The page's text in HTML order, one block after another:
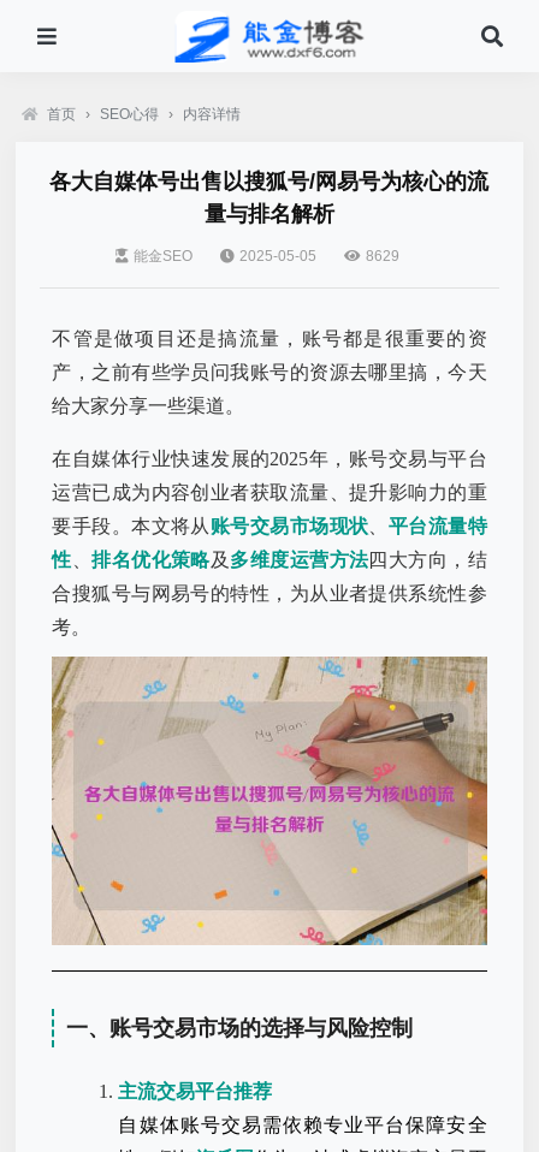
首页 › SEO心得 › 内容详情
各大自媒体号出售以搜狐号/网易号为核心的流
量与排名解析
能金SEO 2025-05-05 8629
不管是做项目还是搞流量，账号都是很重要的资
产，之前有些学员问我账号的资源去哪里搞，今天
给大家分享一些渠道。
在自媒体行业快速发展的2025年，账号交易与平台
运营已成为内容创业者获取流量、提升影响力的重
要手段。本文将从 账号交易市场现状
平台流量特
性 、排名优化策略及 多维度运营方法四大方向，结
合搜狐号与网易号的特性，为从业者提供系统性参
考。
一、账号交易市场的选择与风险控制
主流交易平台推荐
自媒体账号交易需依赖专业平台保障安全